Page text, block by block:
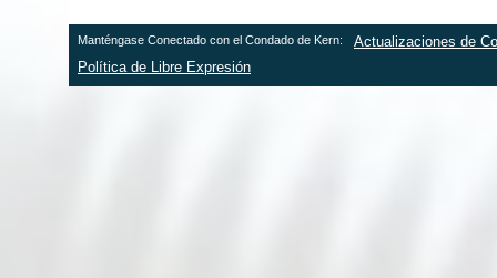
Manténgase Conectado con el Condado de Kern:
Actualizaciones de
Política de Libre Expresión